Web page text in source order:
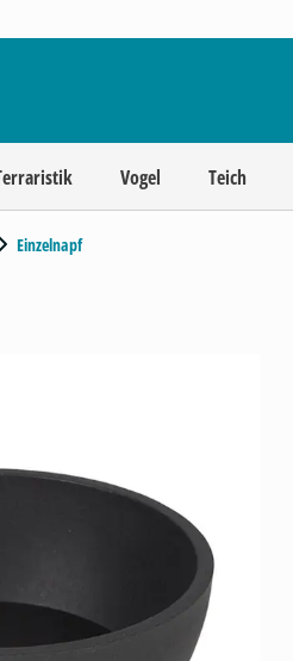
Vogel Teich
Einzelnapf